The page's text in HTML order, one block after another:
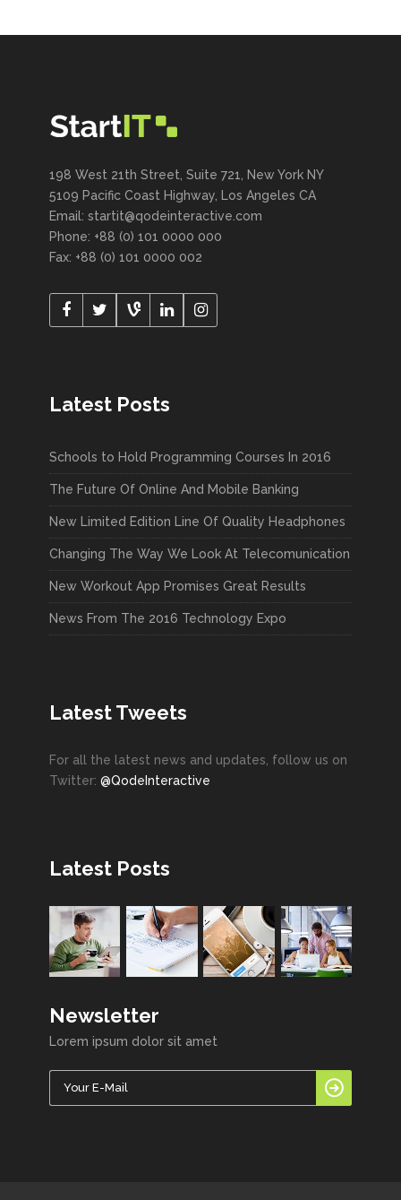
198 West 21th Street, Suite 721, New York NY
5109 Pacific Coast Highway, Los Angeles CA
Email: startit@qodeinteractive.com
Phone: +88 (0) 101 0000 000
Fax: +88 (0) 101 0000 002
Latest Posts
Schools to Hold Programming Courses In 2016
The Future Of Online And Mobile Banking
New Limited Edition Line Of Quality Headphones
Changing The Way We Look At Telecomunication
New Workout App Promises Great Results
News From The 2016 Technology Expo
Latest Tweets
For all the latest news and updates, follow us on
Twitter: @QodeInteractive
Latest Posts
Newsletter
Lorem ipsum dolor sit amet